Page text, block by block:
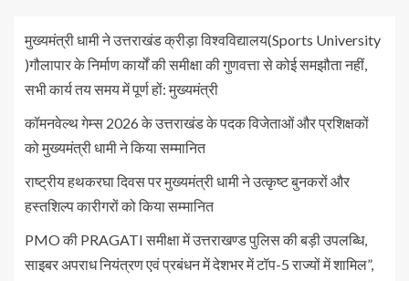
मुख्यमंत्री धामी ने उत्तराखंड क्रीड़ा विश्वविद्यालय(Sports University
)गौलापार के निर्माण कार्यों की समीक्षा की गुणवत्ता से कोई समझौता नहीं,
सभी कार्य तय समय में पूर्ण हों: मुख्यमंत्री
कॉमनवेल्थ गेम्स 2026 के उत्तराखंड के पदक विजेताओं और प्रशिक्षकों
को मुख्यमंत्री धामी ने किया सम्मानित
राष्ट्रीय हथकरघा दिवस पर मुख्यमंत्री धामी ने उत्कृष्ट बुनकरों और
हस्तशिल्प कारीगरों को किया सम्मानित
PMO की PRAGATI समीक्षा में उत्तराखण्ड पुलिस की बड़ी उपलब्धि,
साइबर अपराध नियंत्रण एवं प्रबंधन में देशभर में टॉप-5 राज्यों में शामिल”,